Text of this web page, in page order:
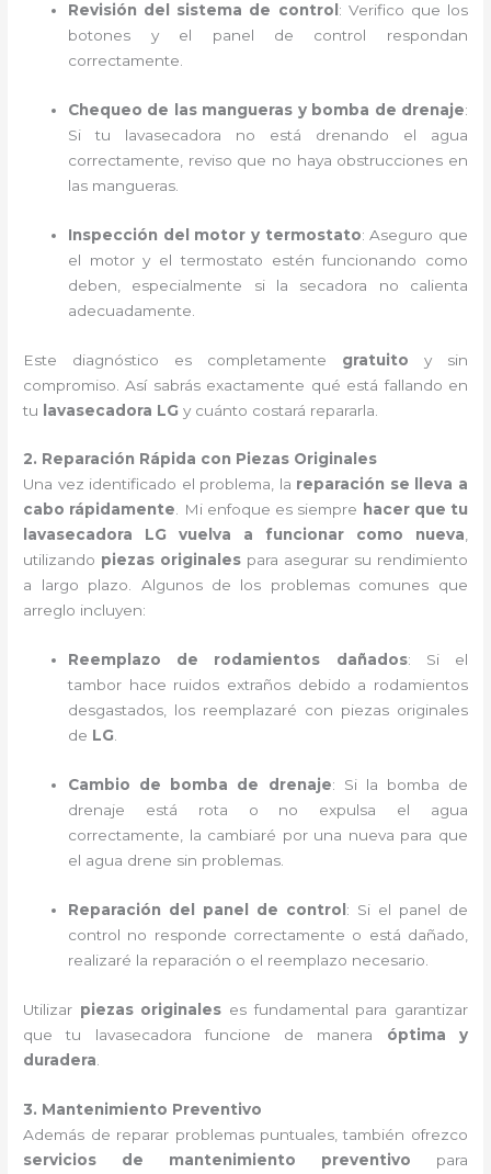
Revisión del sistema de control : Verifico que los
botones y el panel de control respondan
correctamente.
Chequeo de las mangueras y bomba de drenaje:
Si tu lavasecadora no está drenando el agua
correctamente, reviso que no haya obstrucciones en
las mangueras.
Inspección del motor y termostato: Aseguro que
el motor y el termostato estén funcionando como
deben, especialmente si la secadora no calienta
adecuadamente.
Este diagnóstico es completamente gratuito y sin
compromiso. Así sabrás exactamente qué está fallando en
tu lavasecadora LG y cuánto costará repararla.
2. Reparación Rápida con Piezas Originales
Una vez identificado el problema, la reparación se lleva a
cabo rápidamente. Mi enfoque es siempre hacer que tu
lavasecadora LG vuelva a funcionar como nueva,
utilizando piezas originales para asegurar su rendimiento
a largo plazo. Algunos de los problemas comunes que
arreglo incluyen:
Reemplazo de rodamientos dañados: Si el
tambor hace ruidos extraños debido a rodamientos
desgastados, los reemplazaré con piezas originales
de LG.
Cambio de bomba de drenaje: Si la bomba de
drenaje está rota o no expulsa el agua
correctamente, la cambiaré por una nueva para que
el agua drene sin problemas.
Reparación del panel de control : Si el panel de
control no responde correctamente o está dañado,
realizaré la reparación o el reemplazo necesario.
Utilizar piezas originales es fundamental para garantizar
que tu lavasecadora funcione de manera óptima y
duradera
3. Mantenimiento Preventivo
Además de reparar problemas puntuales, también ofrezco
servicios de mantenimiento preventivo para